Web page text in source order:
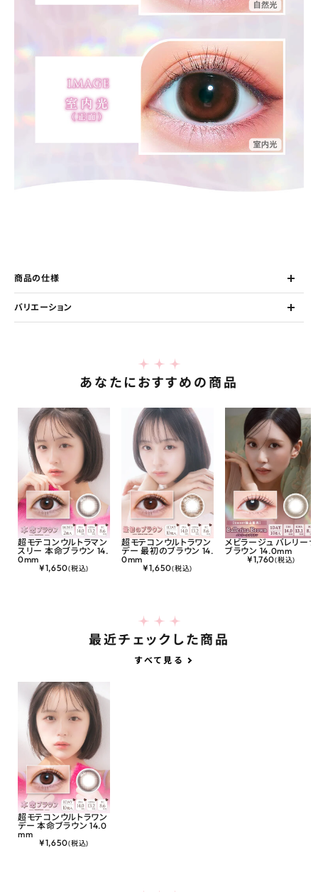
商品の仕様
バリエーション
あなたにおすすめの商品
超モテコンウルトラマン
スリー 本命ブラウン 14.
0mm
¥1,650(税込)
超モテコンウルトラワン
デー 最初のブラウン 14.
0mm
¥1,650(税込)
メビラージュ バレリーナ
ブラウン 14.0mm
¥1,760(税込)
最近チェックした商品
すべて見る
超モテコンウルトラワン
デー 本命ブラウン 14.0
mm
¥1,650(税込)